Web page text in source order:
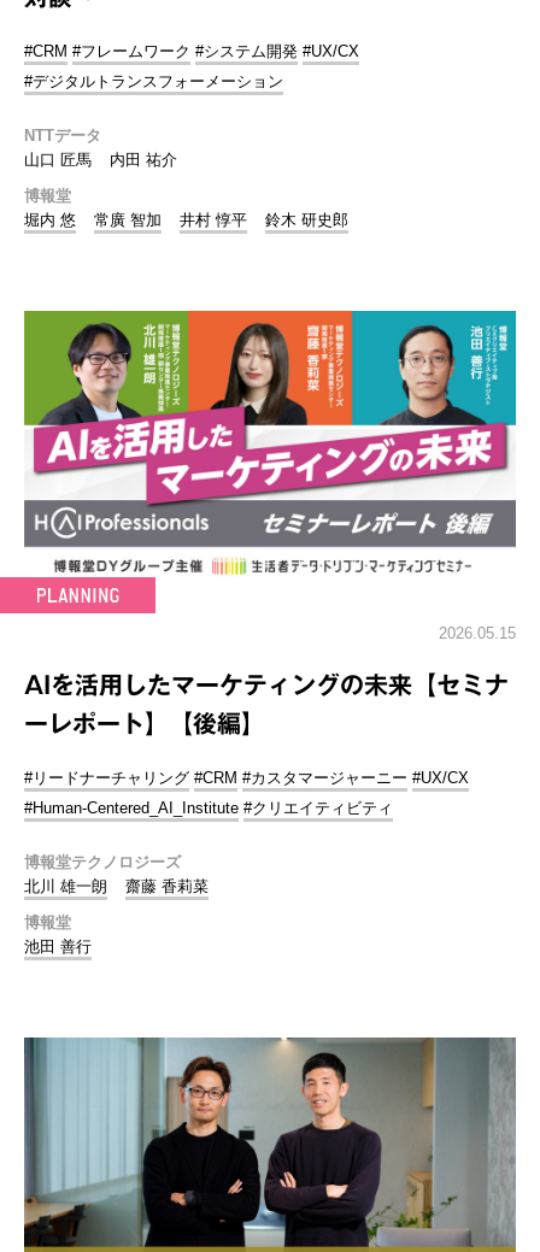
#CRM #フレームワーク #システム開発 #UX/CX
#デジタルトランスフォーメーション
NTTデータ
山口 匠馬
内田 祐介
博報堂
堀内 悠
常廣 智加 井村 惇平 鈴木 研史郎
2026.05.15
AIを活用したマーケティングの未来【セミナ
ーレポート】【後編】
#リードナーチャリング #CRM #カスタマージャーニー #UX/CX
#Human-Centered_AI_Institute #クリエイティビティ
博報堂テクノロジーズ
北川 雄一朗
齋藤 香莉菜
博報堂
池田 善行